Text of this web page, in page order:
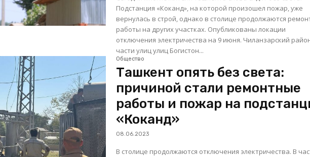
Подстанция «Коканд», на которой произошел пожар, уже
вернулась в строй, однако в столице продолжаются
работы на других участках. Опубликованы локации
отключения электричества на 9 июня. Чиланзарский район: на
части улиц улиц Богистон...
Общество
Ташкент опять без света:
причиной стали ремонтные
работы и пожар на
«Коканд»
08.06.2023
В столице продолжаются отключения электричества. В